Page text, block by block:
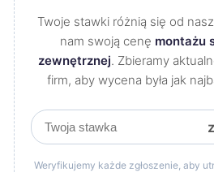
Twoje stawki różnią się od
nam swoją cenę montażu
zewnętrznej. Zbieramy
firm, aby wycena była jak
Weryfikujemy każde zgłoszenie, aby